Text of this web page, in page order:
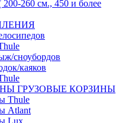
260 см., 450 и более
сноубордов
каяков
ГРУЗОВЫЕ КОРЗИНЫ
Thule
Atlant
Lux